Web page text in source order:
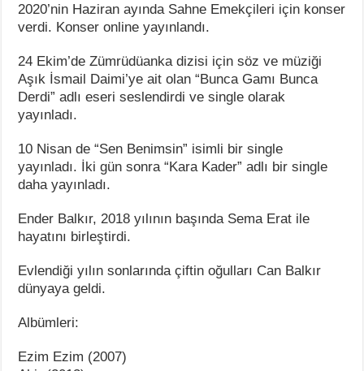
2020’nin Haziran ayında Sahne Emekçileri için konser
verdi. Konser online yayınlandı.
24 Ekim’de Zümrüdüanka dizisi için söz ve müziği
Aşık İsmail Daimi’ye ait olan “Bunca Gamı Bunca
Derdi” adlı eseri seslendirdi ve single olarak
yayınladı.
10 Nisan de “Sen Benimsin” isimli bir single
yayınladı. İki gün sonra “Kara Kader” adlı bir single
daha yayınladı.
Ender Balkır, 2018 yılının başında Sema Erat ile
hayatını birleştirdi.
Evlendiği yılın sonlarında çiftin oğulları Can Balkır
dünyaya geldi.
Albümleri:
Ezim Ezim (2007)